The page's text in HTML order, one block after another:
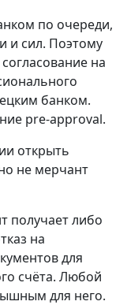
по очереди,
и сил. Поэтому
на
банком.
pre-approval.
открыть
не мерчант
получает либо
на
для
счёта. Любой
для него.